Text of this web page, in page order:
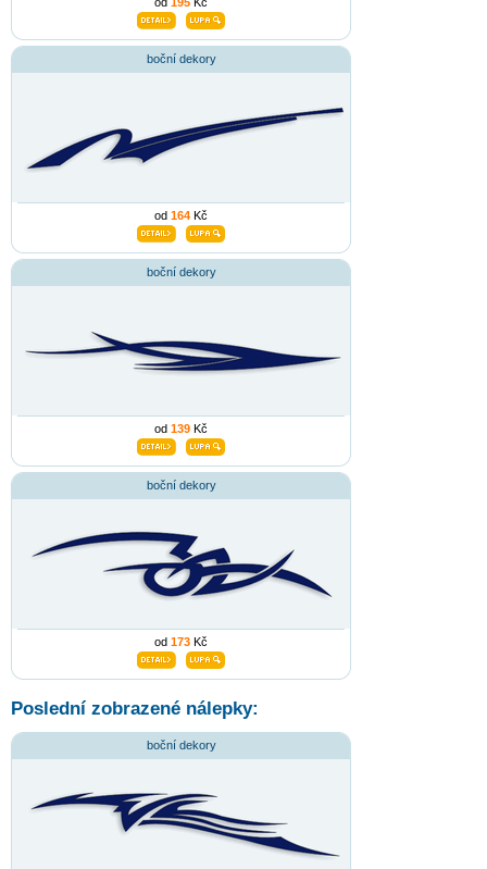
boční dekory
od 164 Kč
boční dekory
od 139 Kč
boční dekory
od 173 Kč
Poslední zobrazené nálepky:
boční dekory